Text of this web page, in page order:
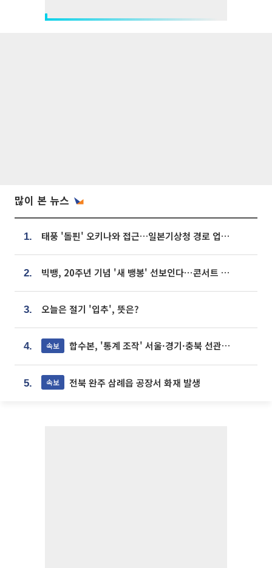
많이 본 뉴스
1. 태풍 '돌핀' 오키나와 접근…일본기상청 경로 업데이트
2. 빅뱅, 20주년 기념 '새 뱅봉' 선보인다⋯콘서트 앞두고 팝업 개최
3. 오늘은 절기 '입추', 뜻은?
4. 속보 합수본, '통계 조작' 서울·경기·충북 선관위 등 추가 압수수색
5. 속보 전북 완주 삼례읍 공장서 화재 발생